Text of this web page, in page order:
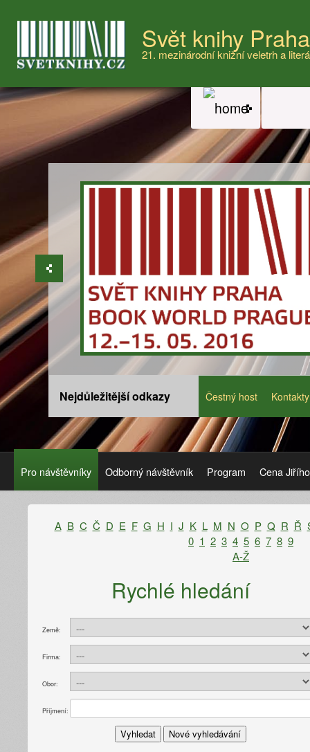
Svět knihy
21. mezinárodní knižní veletrh a
Nejdůležitější odkazy Čestný host Kontakty
Pro návštěvníky Odborný návštěvník Program Cena
A B C Č D E F G H I J K L M N O P Q R Ř
0 1 2 3 4 5 6 7 8 9
A-Ž
Rychlé hledání
Země:
Firma:
Obor:
Příjmení: